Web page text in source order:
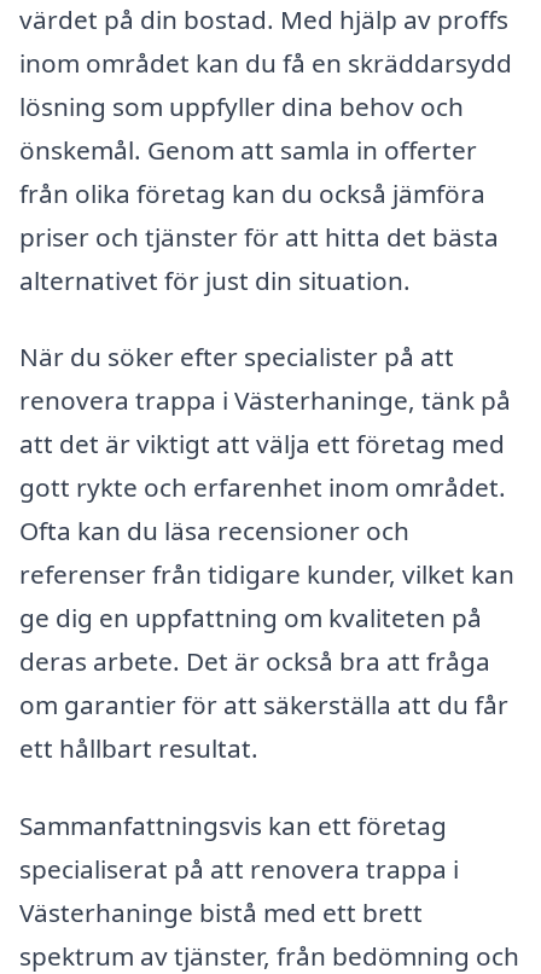
värdet på din bostad. Med hjälp av proffs
inom området kan du få en skräddarsydd
lösning som uppfyller dina behov och
önskemål. Genom att samla in offerter
från olika företag kan du också jämföra
priser och tjänster för att hitta det bästa
alternativet för just din situation.
När du söker efter specialister på att
renovera trappa i Västerhaninge, tänk på
att det är viktigt att välja ett företag med
gott rykte och erfarenhet inom området.
Ofta kan du läsa recensioner och
referenser från tidigare kunder, vilket kan
ge dig en uppfattning om kvaliteten på
deras arbete. Det är också bra att fråga
om garantier för att säkerställa att du får
ett hållbart resultat.
Sammanfattningsvis kan ett företag
specialiserat på att renovera trappa i
Västerhaninge bistå med ett brett
spektrum av tjänster, från bedömning och